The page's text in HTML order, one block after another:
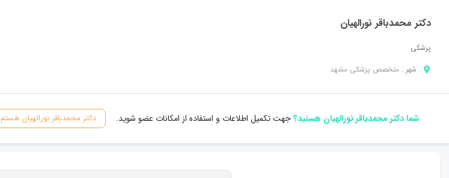
دکتر محمدباقر نورالهیان
پزشکی
شهر : متخصص پزشکی مشهد
شما دکتر محمدباقر نورالهیان هستید؟جهت تکمیل اطلاعات و استفاده از امکانات عضو شوید. دکتر محمدباقر نورالهیان هستم